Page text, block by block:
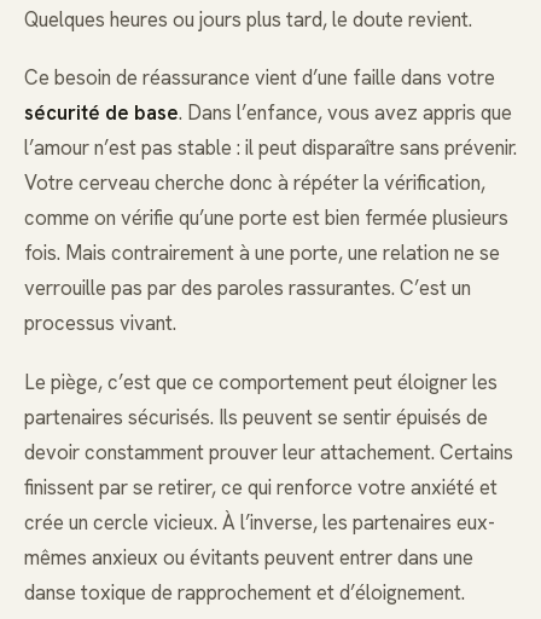
Quelques heures ou jours plus tard, le doute revient.
Ce besoin de réassurance vient d’une faille dans votre
sécurité de base. Dans l’enfance, vous avez appris que
l’amour n’est pas stable : il peut disparaître sans prévenir.
Votre cerveau cherche donc à répéter la vérification,
comme on vérifie qu’une porte est bien fermée plusieurs
fois. Mais contrairement à une porte, une relation ne se
verrouille pas par des paroles rassurantes. C’est un
processus vivant.
Le piège, c’est que ce comportement peut éloigner les
partenaires sécurisés. Ils peuvent se sentir épuisés de
devoir constamment prouver leur attachement. Certains
finissent par se retirer, ce qui renforce votre anxiété et
crée un cercle vicieux. À l’inverse, les partenaires eux-
mêmes anxieux ou évitants peuvent entrer dans une
danse toxique de rapprochement et d’éloignement.